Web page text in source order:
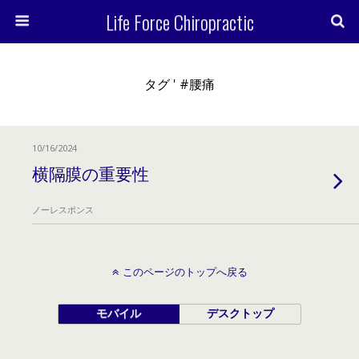
Life Force Chiropractic
タグ ' #腰痛
10/16/2024
横隔膜の重要性
ノーレスポンス
このページのトップへ戻る
モバイル デスクトップ